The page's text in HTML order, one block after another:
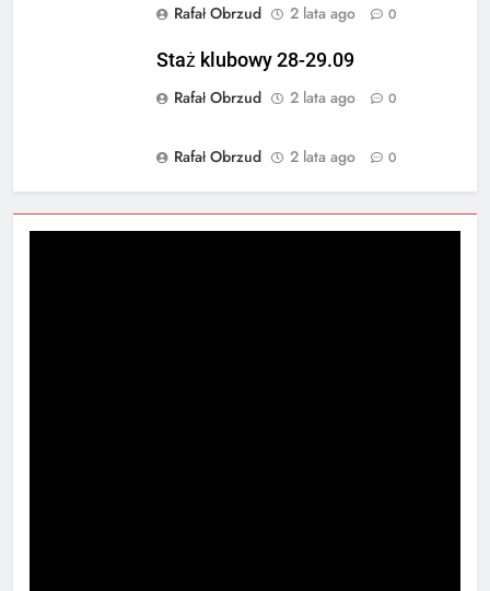
Rafał Obrzud
2 lata ago 0
Staż klubowy 28-29.09
Rafał Obrzud
2 lata ago 0
Rafał Obrzud 2 lata ago 0